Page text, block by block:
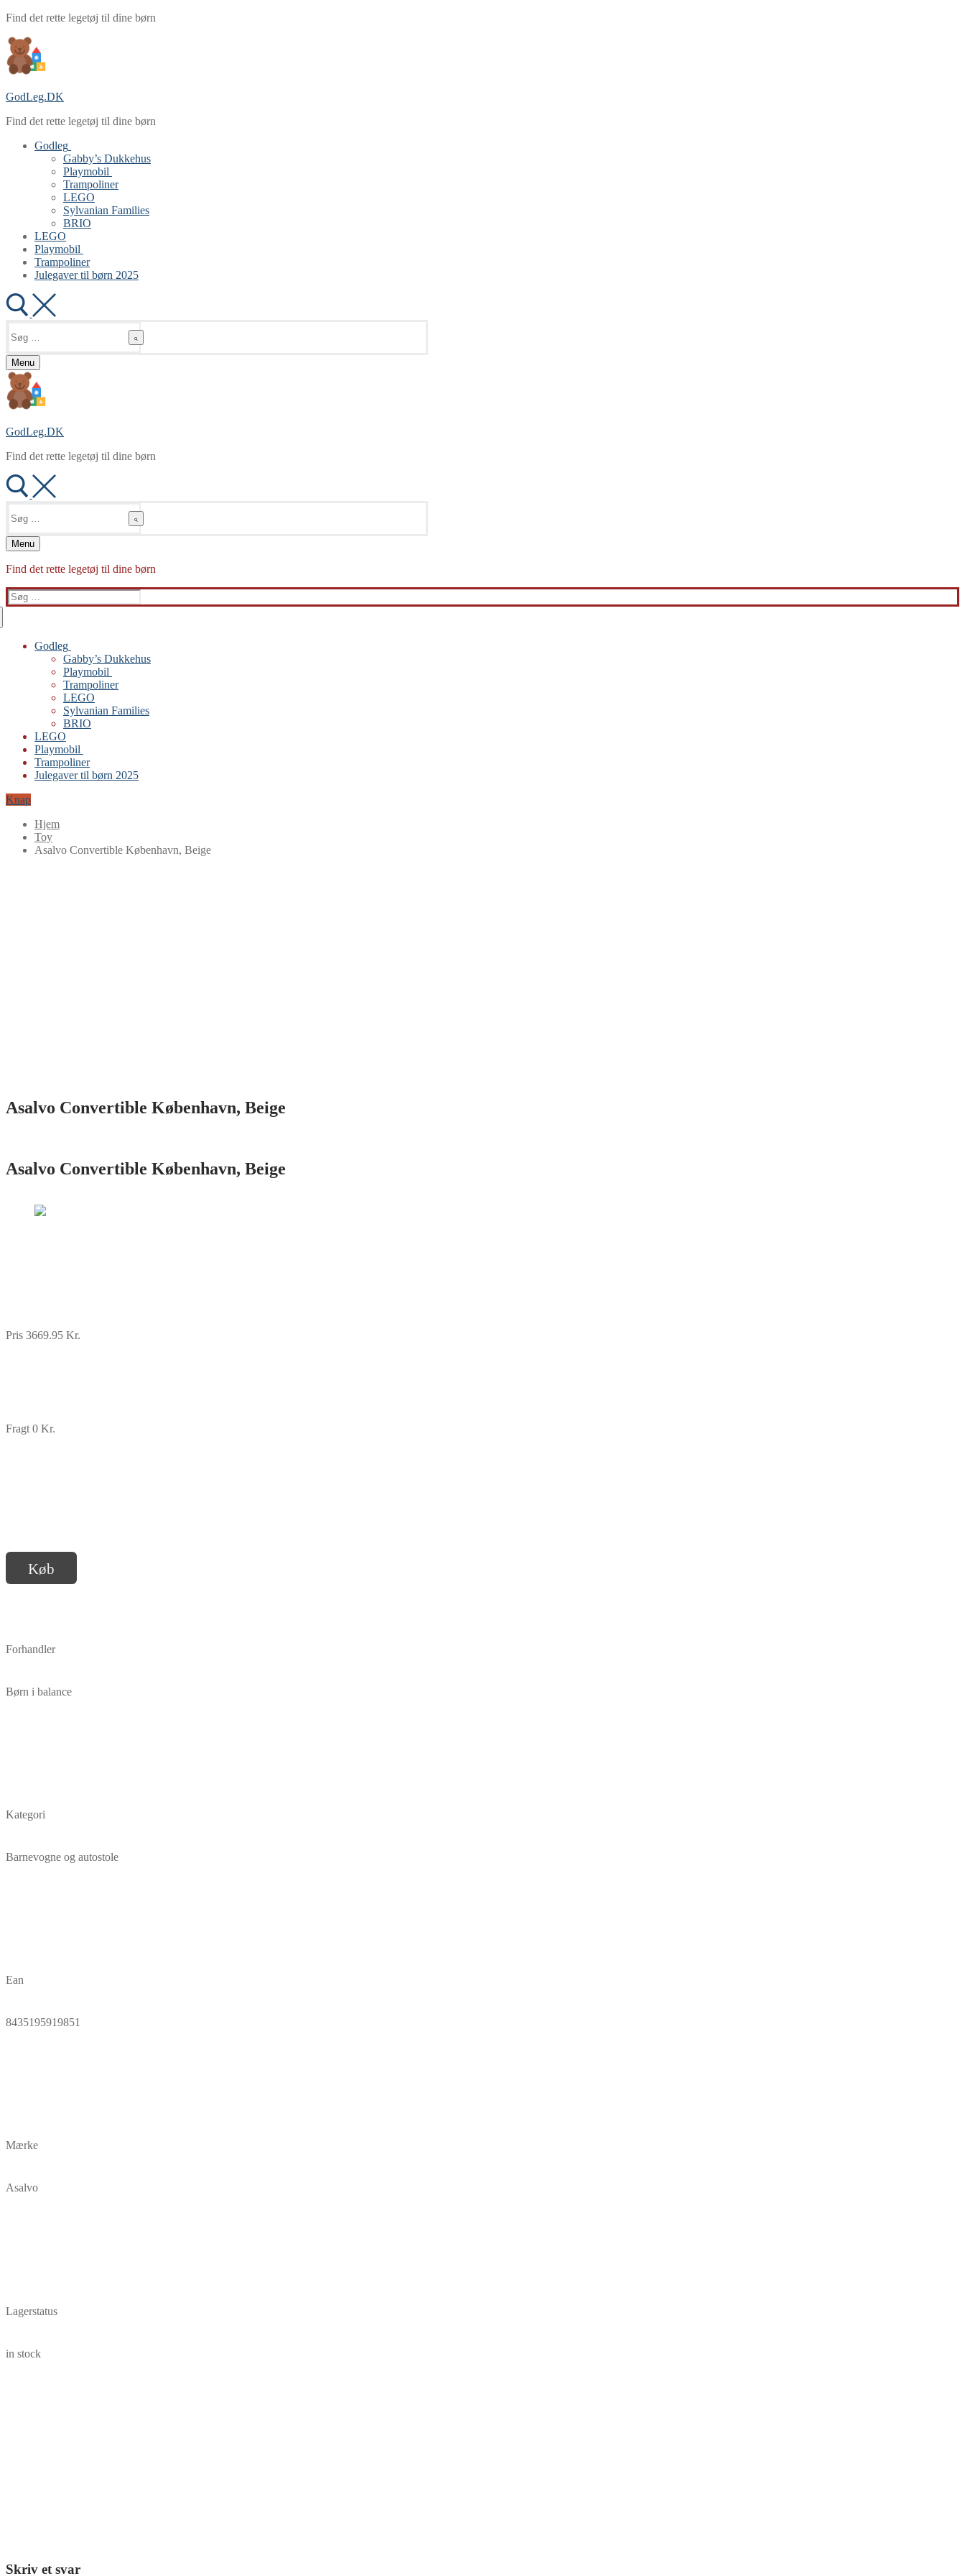
Spring
indhold
Menu
Luk
Find det rette legetøj til dine børn
GodLeg.DK
Find det rette legetøj til dine børn
Godleg
Gabby’s Dukkehus
Playmobil
Trampoliner
LEGO
Sylvanian Families
BRIO
LEGO
Playmobil
Trampoliner
Julegaver til børn 2025
efter:
Menu
GodLeg.DK
Find det rette legetøj til dine børn
efter:
Menu
Find det rette legetøj til dine børn
Søg
efter:
Godleg
Gabby’s Dukkehus
Playmobil
Trampoliner
LEGO
Sylvanian Families
BRIO
LEGO
Playmobil
Trampoliner
Julegaver til børn 2025
Knap
Hjem
Toy
Asalvo Convertible København, Beige
Asalvo Convertible København, Beige
Asalvo Convertible København, Beige
Pris 3669.95 Kr.
Fragt 0 Kr.
Køb
Forhandler
Børn i balance
Kategori
Barnevogne og autostole
Ean
8435195919851
Mærke
Asalvo
Lagerstatus
in stock
Skriv et svar